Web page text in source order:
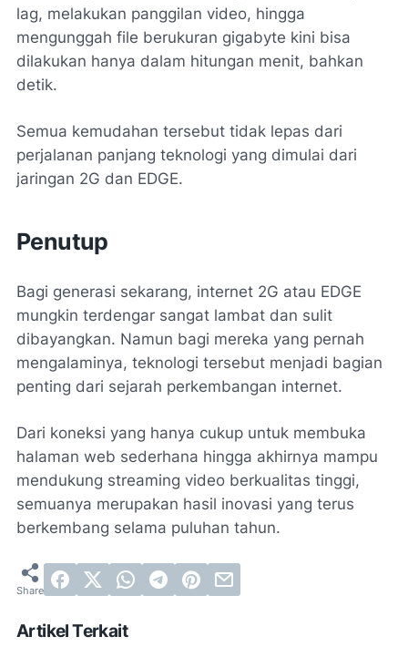
lag, melakukan panggilan video, hingga
mengunggah file berukuran gigabyte kini bisa
dilakukan hanya dalam hitungan menit, bahkan
detik.
Semua kemudahan tersebut tidak lepas dari
perjalanan panjang teknologi yang dimulai dari
jaringan 2G dan EDGE.
Penutup
Bagi generasi sekarang, internet 2G atau EDGE
mungkin terdengar sangat lambat dan sulit
dibayangkan. Namun bagi mereka yang pernah
mengalaminya, teknologi tersebut menjadi bagian
penting dari sejarah perkembangan internet.
Dari koneksi yang hanya cukup untuk membuka
halaman web sederhana hingga akhirnya mampu
mendukung streaming video berkualitas tinggi,
semuanya merupakan hasil inovasi yang terus
berkembang selama puluhan tahun.
Artikel Terkait